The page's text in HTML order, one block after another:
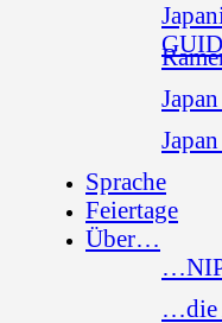
Sprache
Feiertage
Über…
…die